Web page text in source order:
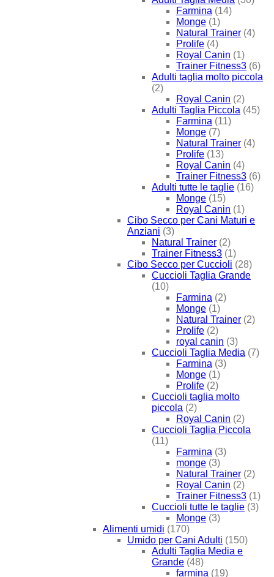
Farmina (14)
Monge (1)
Natural Trainer (4)
Prolife (4)
Royal Canin (1)
Trainer Fitness3 (6)
Adulti taglia molto piccola
(2)
Royal Canin (2)
Adulti Taglia Piccola (45)
Farmina (11)
Monge (7)
Natural Trainer (4)
Prolife (13)
Royal Canin (4)
Trainer Fitness3 (6)
Adulti tutte le taglie (16)
Monge (15)
Royal Canin (1)
Cibo Secco per Cani Maturi e
Anziani (3)
Natural Trainer (2)
Trainer Fitness3 (1)
Cibo Secco per Cuccioli (28)
Cuccioli Taglia Grande
(10)
Farmina (2)
Monge (1)
Natural Trainer (2)
Prolife (2)
royal canin (3)
Cuccioli Taglia Media (7)
Farmina (3)
Monge (1)
Prolife (2)
Cuccioli taglia molto
piccola (2)
Royal Canin (2)
Cuccioli Taglia Piccola
(11)
Farmina (3)
monge (3)
Natural Trainer (2)
Royal Canin (2)
Trainer Fitness3 (1)
Cuccioli tutte le taglie (3)
Monge (3)
Alimenti umidi (170)
Umido per Cani Adulti (150)
Adulti Taglia Media e
Grande (48)
farmina (19)